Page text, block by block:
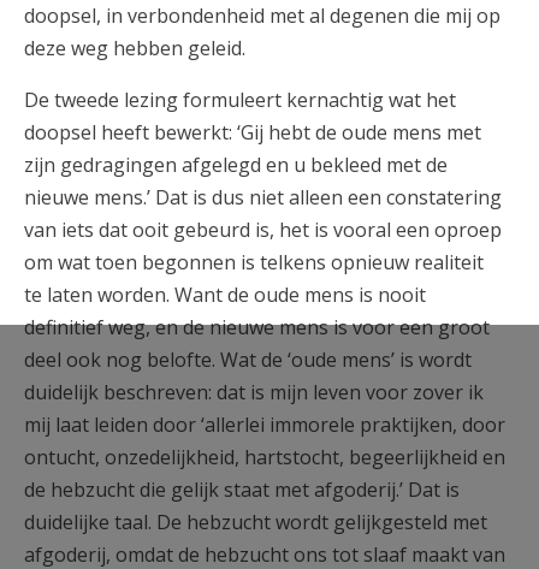
doopsel, in verbondenheid met al degenen die mij op
deze weg hebben geleid.
De tweede lezing formuleert kernachtig wat het
doopsel heeft bewerkt: ‘Gij hebt de oude mens met
zijn gedragingen afgelegd en u bekleed met de
nieuwe mens.’ Dat is dus niet alleen een constatering
van iets dat ooit gebeurd is, het is vooral een oproep
om wat toen begonnen is telkens opnieuw realiteit
te laten worden. Want de oude mens is nooit
definitief weg, en de nieuwe mens is voor een groot
deel ook nog belofte. Wat de ‘oude mens’ is wordt
duidelijk beschreven: dat is mijn leven voor zover ik
mij laat leiden door ‘allerlei immorele praktijken, door
ontucht, onzedelijkheid, hartstocht, begeerlijkheid en
de hebzucht die gelijk staat met afgoderij.’ Dat is
duidelijke taal. De hebzucht wordt gelijkgesteld met
afgoderij, omdat de hebzucht ons tot slaaf maakt van